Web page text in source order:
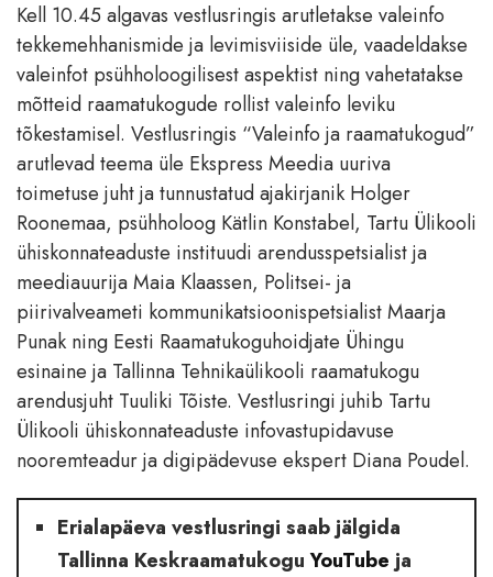
Kell 10.45 algavas vestlusringis arutletakse valeinfo
tekkemehhanismide ja levimisviiside üle, vaadeldakse
valeinfot psühholoogilisest aspektist ning vahetatakse
mõtteid raamatukogude rollist valeinfo leviku
tõkestamisel. Vestlusringis “Valeinfo ja raamatukogud”
arutlevad teema üle Ekspress Meedia uuriva
toimetuse juht ja tunnustatud ajakirjanik Holger
Roonemaa, psühholoog Kätlin Konstabel, Tartu Ülikooli
ühiskonnateaduste instituudi arendusspetsialist ja
meediauurija Maia Klaassen, Politsei- ja
piirivalveameti kommunikatsioonispetsialist Maarja
Punak ning Eesti Raamatukoguhoidjate Ühingu
esinaine ja Tallinna Tehnikaülikooli raamatukogu
arendusjuht Tuuliki Tõiste. Vestlusringi juhib Tartu
Ülikooli ühiskonnateaduste infovastupidavuse
nooremteadur ja digipädevuse ekspert Diana Poudel.
Erialapäeva vestlusringi saab jälgida
Tallinna KeskraamatukoguYouTube ja